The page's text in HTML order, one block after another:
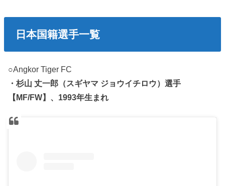
日本国籍選手一覧
○Angkor Tiger FC
・杉山 丈一郎（スギヤマ ジョウイチロウ）選手
【MF/FW】、1993年生まれ